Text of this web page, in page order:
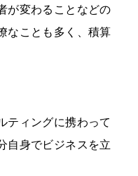
が変わることなどの
なことも多く、積算
ティングに携わって
自身でビジネスを立